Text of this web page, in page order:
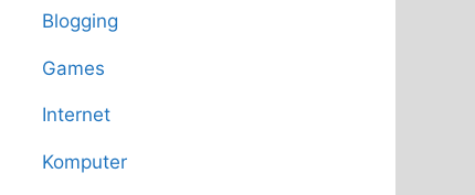
Blogging
Games
Internet
Komputer